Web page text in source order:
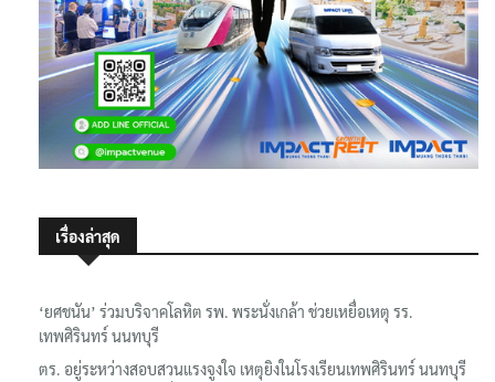
เรื่องล่าสุด
‘ยศชนัน’ ร่วมบริจาคโลหิต รพ. พระนั่งเกล้า ช่วยเหยื่อเหตุ รร.
เทพศิรินทร์ นนทบุรี
ตร. อยู่ระหว่างสอบสวนแรงจูงใจ เหตุยิงในโรงเรียนเทพศิรินทร์ นนทบุรี